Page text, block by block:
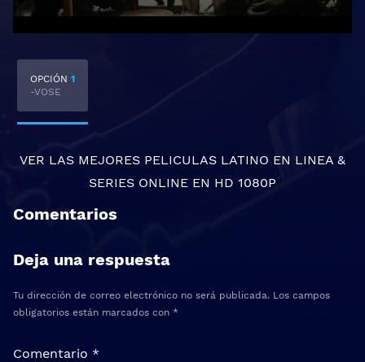
OPCIÓN 1
-VOSE
VER LAS MEJORES PELICULAS LATINO EN LINEA &
SERIES ONLINE EN HD 1080P
Comentarios
Deja una respuesta
Tu dirección de correo electrónico no será publicada. Los campos
obligatorios están marcados con *
Comentario *